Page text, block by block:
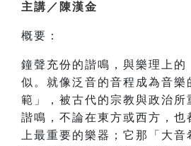
主講／陳漢金
概要：
鐘聲充份的諧鳴，與樂理上的
似。就像泛音的音程成為音樂
範」，被古代的宗教與政治所
諧鳴，不論在東方或西方，也
上最重要的樂器；它那「大